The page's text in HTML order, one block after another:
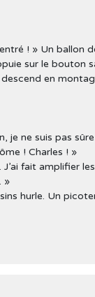
! » Un
sur le
en
je ne suis pas
! Charles ! »
J’ai fait amplifier
»
hurle. Un